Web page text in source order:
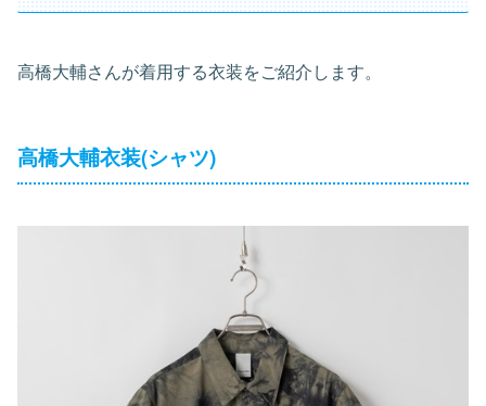
高橋大輔さんが着用する衣装をご紹介します。
高橋大輔衣装(シャツ)